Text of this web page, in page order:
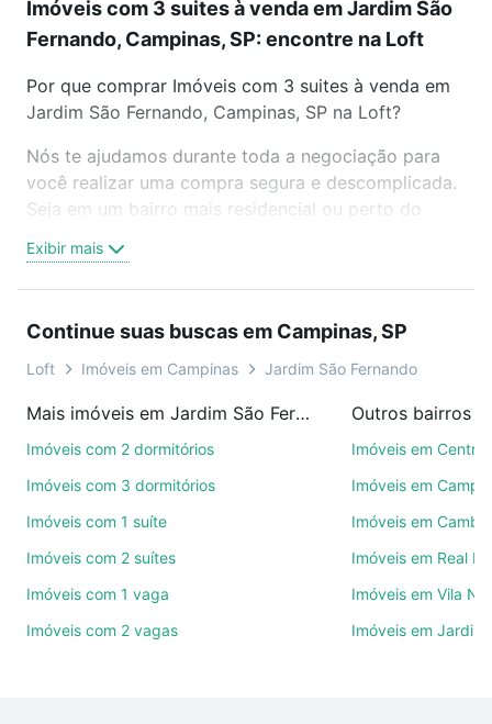
Imóveis com 3 suites à venda em Jardim São
Fernando, Campinas, SP: encontre na Loft
Por que comprar Imóveis com 3 suites à venda em
Jardim São Fernando, Campinas, SP na Loft?
Nós te ajudamos durante toda a negociação para
você realizar uma compra segura e descomplicada.
Seja em um bairro mais residencial ou perto do
oferta ideal de Imóveis com 3 suites à venda em
Jardim São Fernando, Campinas, SP para conquistar
videochamada, é grátis, sem compromisso e você
ainda conta com mais de 46 mil corretores e
de imóveis.
ruas, bairros e até condomínios favoritos. Você
também pode usar os filtros como quantidade de
quartos, suítes, com ou sem vaga de garagem para
comodidades, como piscina, academia, salão de
Exibir mais
Continue suas buscas em Campinas, SP
Loft Imóveis em Campinas Jardim São Fernando
Mais imóveis em Jardim São Fernando
Imóveis com 2 dormitórios
Imóveis com 3 dormitórios
Imóveis com 1 suíte
Imóveis com 2 suítes
Imóveis com 1 vaga
Imóveis com 2 vagas
Outros bairros
Imóveis em Centro
Imóveis em
Imóveis em Cambuí
Imóveis em Real
Imóveis em Vila
Imóveis em Jardim